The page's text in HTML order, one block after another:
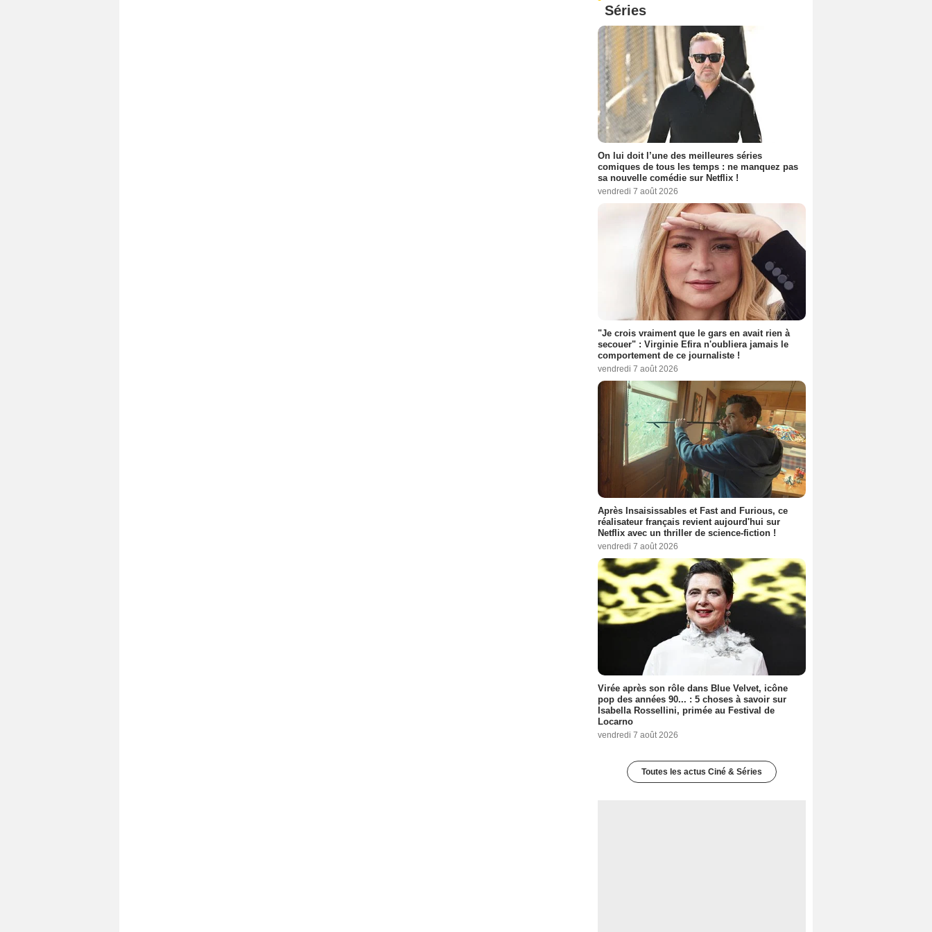
Séries
On lui doit l’une des meilleures séries
comiques de tous les temps : ne manquez pas
sa nouvelle comédie sur Netflix !
vendredi 7 août 2026
"Je crois vraiment que le gars en avait rien à
secouer" : Virginie Efira n'oubliera jamais le
comportement de ce journaliste !
vendredi 7 août 2026
Après Insaisissables et Fast and Furious, ce
réalisateur français revient aujourd'hui sur
Netflix avec un thriller de science-fiction !
vendredi 7 août 2026
Virée après son rôle dans Blue Velvet, icône
pop des années 90... : 5 choses à savoir sur
Isabella Rossellini, primée au Festival de
Locarno
vendredi 7 août 2026
Toutes les actus Ciné & Séries